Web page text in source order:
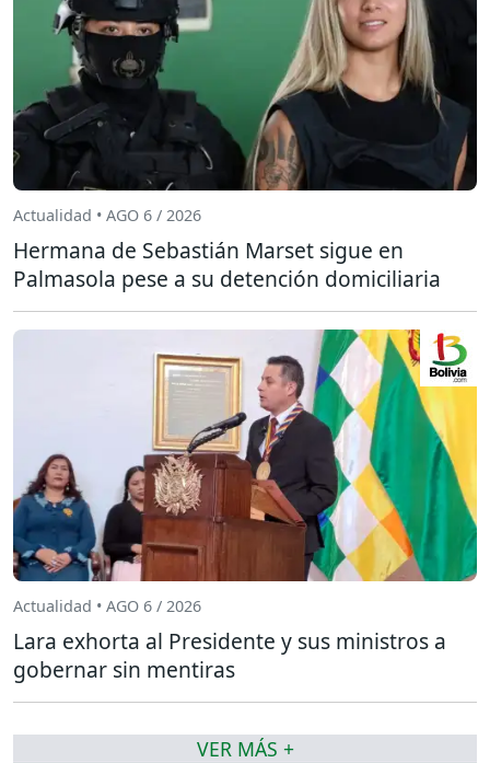
Actualidad • AGO 6 / 2026
Hermana de Sebastián Marset sigue en
Palmasola pese a su detención domiciliaria
Actualidad • AGO 6 / 2026
Lara exhorta al Presidente y sus ministros a
gobernar sin mentiras
VER MÁS +